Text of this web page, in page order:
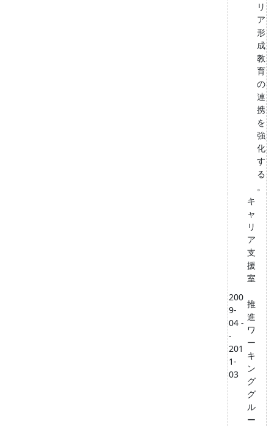
リ
ア
形
成
教
育
の
連
携
を
強
化
す
る
。
200
9-
04 -
-
201
1-
03
キ
ャ
リ
ア
支
援
室
推
進
ワ
ー
キ
ン
グ
グ
ル
ー